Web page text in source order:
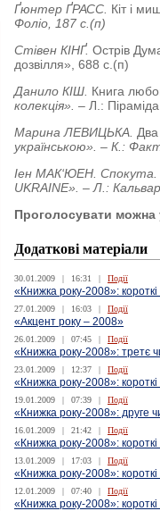
Ґюнтер ҐРАСС. Кіт і
Фоліо, 187 с.(п)
Стівен КІНҐ. Острів
дозвілля», 688 с.(п)
Данило КІШ. Книга
колекція». – Л.:
Марина ЛЕВИЦЬКА.
українською». – К.:
Іен МАК‘ЮЕН. Спокута.
UKRAINE». – Л.:
Проголосувати можна
Додаткові матеріали
30.01.2009 | 16:31 | Події
«Книжка року-2008»:
27.01.2009 | 16:03 | Події
«Акцент року – 2008»
26.01.2009 | 07:45 | Події
«Книжка року-2008»: третє
23.01.2009 | 12:37 | Події
«Книжка року-2008»:
19.01.2009 | 07:39 | Події
«Книжка року-2008»: друге
16.01.2009 | 21:42 | Події
«Книжка року-2008»: короткі
13.01.2009 | 17:03 | Події
«Книжка року-2008»:
12.01.2009 | 07:40 | Події
«Книжка року-2008»: